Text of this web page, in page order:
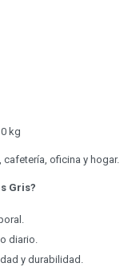
kg
oficina y hogar.
Gris?
diario.
y durabilidad.